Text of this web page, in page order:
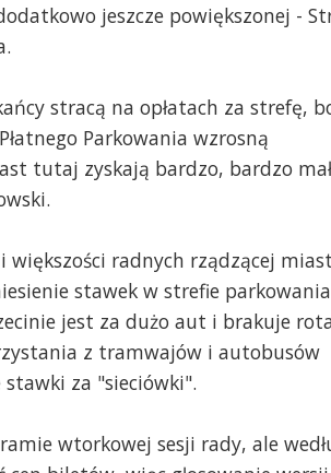
jeszcze powiększonej -
stracą na opłatach za strefę,
Parkowania wzrosną
tutaj zyskają bardzo, bardzo
większości radnych rządzącej
stawek w strefie
jest za dużo aut i brakuje
z tramwajów i autobusów
za "sieciówki".
wtorkowej sesji rady, ale